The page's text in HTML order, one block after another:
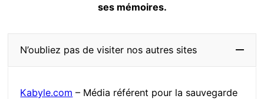
ses mémoires.
N’oubliez pas de visiter nos autres sites
Kabyle.com – Média référent pour la sauvegarde